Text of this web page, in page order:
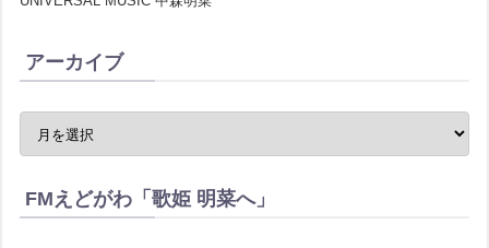
アーカイブ
FMえどがわ「歌姫 明菜へ」